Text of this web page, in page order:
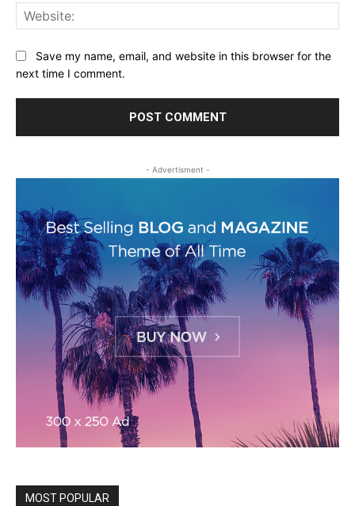
Save my name, email, and website in this browser for the
next time I comment.
- Advertisment -
MOST POPULAR